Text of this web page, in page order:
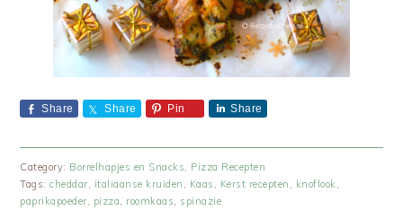
Share Share Pin Share
Category: Borrelhapjes en Snacks
Pizza Recepten
Tags:cheddar italiaanse kruiden Kaas Kerst recepten knoflook
paprikapoeder
pizza roomkaas spinazie